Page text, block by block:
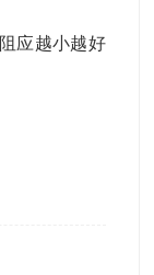
应越小越好